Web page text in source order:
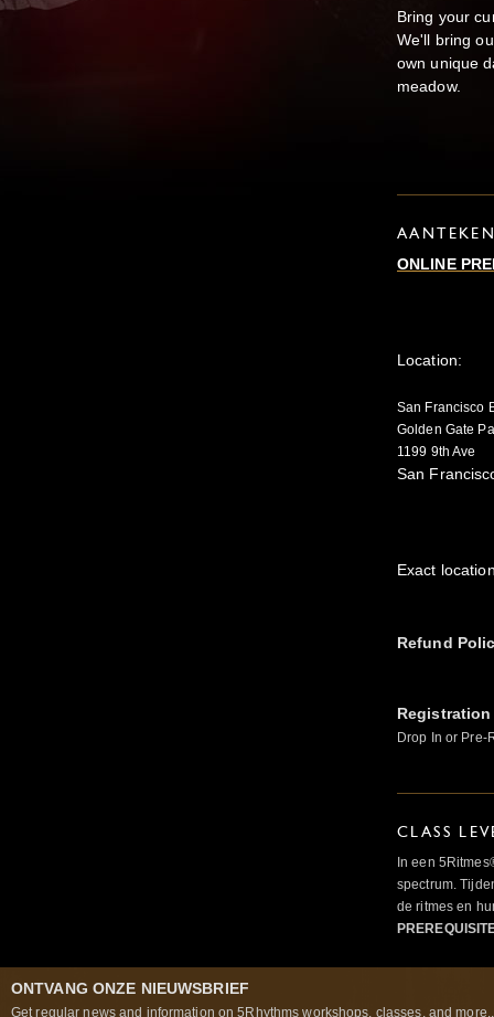
Bring your
We'll bring
own unique
meadow.
ONLINE
Location:
San Francisco
Golden Gate
1199 9th Ave
San
Exact
Refund
Drop In or Pre-
CLASS
In een
spectrum.
de ritmes en
ONTVANG ONZE NIEUWSBRIEF
Get regular news and information on 5Rhythms workshops, classes, and